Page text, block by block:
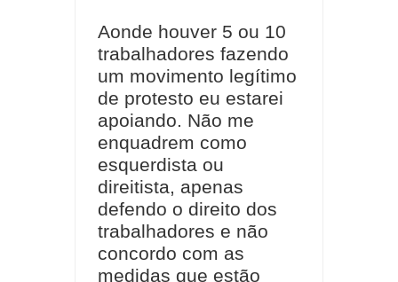
Aonde houver 5 ou 10
trabalhadores fazendo
um movimento legítimo
de protesto eu estarei
apoiando. Não me
enquadrem como
esquerdista ou
direitista, apenas
defendo o direito dos
trabalhadores e não
concordo com as
medidas que estão